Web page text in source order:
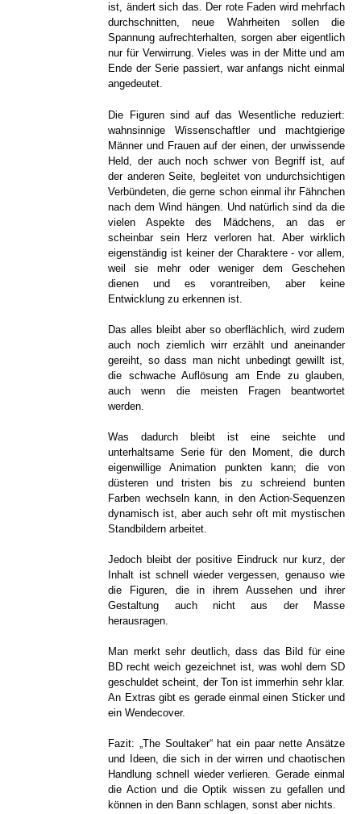
ist, ändert sich das. Der rote Faden wird mehrfach
durchschnitten, neue Wahrheiten sollen die
Spannung aufrechterhalten, sorgen aber eigentlich
nur für Verwirrung. Vieles was in der Mitte und am
Ende der Serie passiert, war anfangs nicht einmal
angedeutet.
Die Figuren sind auf das Wesentliche reduziert:
wahnsinnige Wissenschaftler und machtgierige
Männer und Frauen auf der einen, der unwissende
Held, der auch noch schwer von Begriff ist, auf
der anderen Seite, begleitet von undurchsichtigen
Verbündeten, die gerne schon einmal ihr Fähnchen
nach dem Wind hängen. Und natürlich sind da die
vielen Aspekte des Mädchens, an das er
scheinbar sein Herz verloren hat. Aber wirklich
eigenständig ist keiner der Charaktere - vor allem,
weil sie mehr oder weniger dem Geschehen
dienen und es vorantreiben, aber keine
Entwicklung zu erkennen ist.
Das alles bleibt aber so oberflächlich, wird zudem
auch noch ziemlich wirr erzählt und aneinander
gereiht, so dass man nicht unbedingt gewillt ist,
die schwache Auflösung am Ende zu glauben,
auch wenn die meisten Fragen beantwortet
werden.
Was dadurch bleibt ist eine seichte und
unterhaltsame Serie für den Moment, die durch
eigenwillige Animation punkten kann; die von
düsteren und tristen bis zu schreiend bunten
Farben wechseln kann, in den Action-Sequenzen
dynamisch ist, aber auch sehr oft mit mystischen
Standbildern arbeitet.
Jedoch bleibt der positive Eindruck nur kurz, der
Inhalt ist schnell wieder vergessen, genauso wie
die Figuren, die in ihrem Aussehen und ihrer
Gestaltung auch nicht aus der Masse
herausragen.
Man merkt sehr deutlich, dass das Bild für eine
BD recht weich gezeichnet ist, was wohl dem SD
geschuldet scheint, der Ton ist immerhin sehr klar.
An Extras gibt es gerade einmal einen Sticker und
ein Wendecover.
Fazit: „The Soultaker“ hat ein paar nette Ansätze
und Ideen, die sich in der wirren und chaotischen
Handlung schnell wieder verlieren. Gerade einmal
die Action und die Optik wissen zu gefallen und
können in den Bann schlagen, sonst aber nichts.